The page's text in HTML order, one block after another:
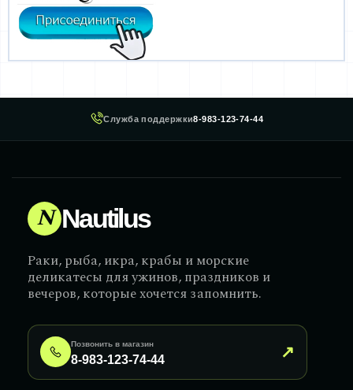
Служба поддержки8-983-123-74-44
N Nautilus
Раки, рыба, икра, крабы и морские
деликатесы для ужинов, праздников и
вечеров, которые хочется запомнить.
Позвонить в магазин
8-983-123-74-44 ↗